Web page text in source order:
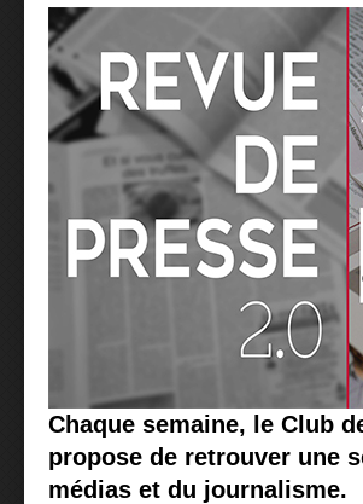
Chaque semaine, le Club
propose de retrouver une
médias et du journalisme.